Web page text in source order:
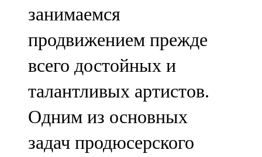
занимаемся
продвижением прежде
всего достойных и
талантливых артистов.
Одним из основных
задач продюсерского